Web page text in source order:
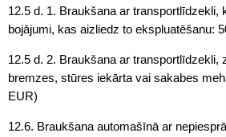
12.5 d. 1. Braukšana ar transportlīdzekli,
bojājumi, kas aizliedz to ekspluatēšanu:
12.5 d. 2. Braukšana ar transportlīdzekli,
bremzes, stūres iekārta vai sakabes
EUR)
12.6. Braukšana automašīnā ar